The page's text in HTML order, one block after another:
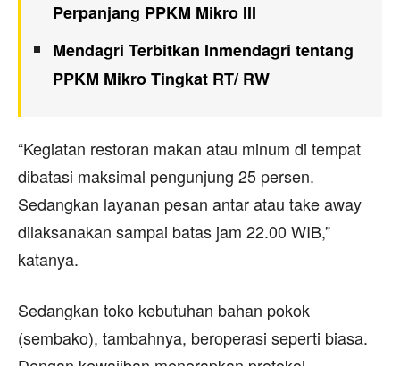
Perpanjang PPKM Mikro III
Mendagri Terbitkan Inmendagri tentang
PPKM Mikro Tingkat RT/ RW
“Kegiatan restoran makan atau minum di tempat
dibatasi maksimal pengunjung 25 persen.
Sedangkan layanan pesan antar atau take away
dilaksanakan sampai batas jam 22.00 WIB,”
katanya.
Sedangkan toko kebutuhan bahan pokok
(sembako), tambahnya, beroperasi seperti biasa.